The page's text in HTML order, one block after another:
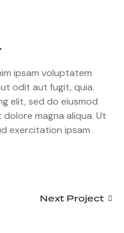
ipsam voluptatem
odit aut fugit, quia.
elit, sed do eiusmod
magna aliqua. Ut
exercitation ipsam
Next Project